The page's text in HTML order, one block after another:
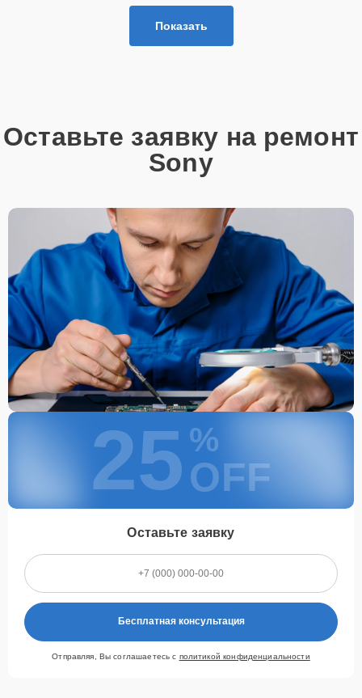
Показать
Оставьте заявку на ремонт
Sony
25 %
OFF
Оставьте заявку
Бесплатная консультация
Отправляя, Вы соглашаетесь с политикой конфиденциальности